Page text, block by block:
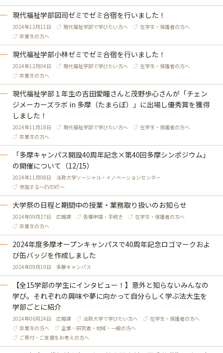
現代福祉学部図司ゼミでゼミ合宿を行いました！
2024年12月11日 現代福祉学部で学びたい方へ
在学生・保護者の方へ
卒業生の方へ
現代福祉学部小林ゼミでゼミ合宿を行いました！
2024年12月04日 現代福祉学部で学びたい方へ
在学生・保護者の方へ
卒業生の方へ
現代福祉学部１年生の吉田愛瞳さんと茂野歩心さんが「チェン
ジメーカーズラボ in 多摩（たまらぼ）」に出場し優秀賞を獲得
しました！
2024年11月18日 現代福祉学部で学びたい方へ
在学生・保護者の方へ
卒業生の方へ
「多摩キャンパス開設40周年記念×第40回多摩シンポジウム」
の開催について（12/15）
2024年11月08日
法政大学ソーシャル・イノベーションセンター
参加する～EVENT～
大学祭の日程と期間中の授業・業務取り扱いのお知らせ
2024年09月27日 広報課 各種申請・手続き
在学生・保護者の方へ
卒業生の方へ
2024年度多摩オープンキャンパスで40周年記念ロゴマークおよ
び缶バッジを作成しました
2024年09月19日 多摩キャンパス
【全15学部の学生にインタビュー！】意外と知らないみんなの
学び。それぞれの興味や夢に向かって自分らしく学ぶ法大生を
学部ごとに紹介
2024年06月24日 広報課 法政大学で学びたい方へ
在学生・保護者の方へ
卒業生の方へ
企業・研究者・地域・一般の方へ
ご寄付・ご支援をお考えの方へ